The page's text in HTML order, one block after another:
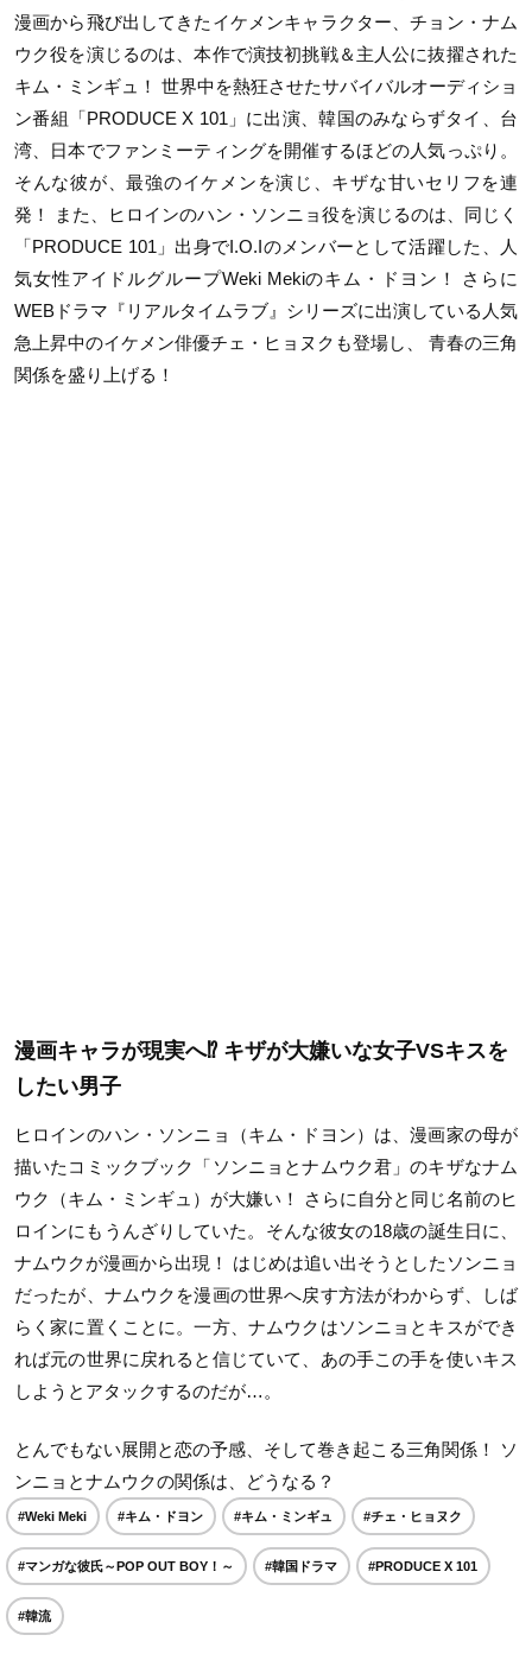
漫画から飛び出してきたイケメンキャラクター、チョン・ナム
ウク役を演じるのは、本作で演技初挑戦＆主人公に抜擢された
キム・ミンギュ！ 世界中を熱狂させたサバイバルオーディショ
ン番組「PRODUCE X 101」に出演、韓国のみならずタイ、台
湾、日本でファンミーティングを開催するほどの人気っぷり。
そんな彼が、最強のイケメンを演じ、キザな甘いセリフを連
発！ また、ヒロインのハン・ソンニョ役を演じるのは、同じく
「PRODUCE 101」出身でI.O.Iのメンバーとして活躍した、人
気女性アイドルグループWeki Mekiのキム・ドヨン！ さらに
WEBドラマ『リアルタイムラブ』シリーズに出演している人気
急上昇中のイケメン俳優チェ・ヒョヌクも登場し、 青春の三角
関係を盛り上げる！
漫画キャラが現実へ⁉︎ キザが大嫌いな女子VSキスを
したい男子
ヒロインのハン・ソンニョ（キム・ドヨン）は、漫画家の母が
描いたコミックブック「ソンニョとナムウク君」のキザなナム
ウク（キム・ミンギュ）が大嫌い！ さらに自分と同じ名前のヒ
ロインにもうんざりしていた。そんな彼女の18歳の誕生日に、
ナムウクが漫画から出現！ はじめは追い出そうとしたソンニョ
だったが、ナムウクを漫画の世界へ戻す方法がわからず、しば
らく家に置くことに。一方、ナムウクはソンニョとキスができ
れば元の世界に戻れると信じていて、あの手この手を使いキス
しようとアタックするのだが…。
とんでもない展開と恋の予感、そして巻き起こる三角関係！ ソ
ンニョとナムウクの関係は、どうなる？
#Weki Meki #キム・ドヨン #キム・ミンギュ #チェ・ヒョヌク
#マンガな彼氏～POP OUT BOY！～ #韓国ドラマ #PRODUCE X 101
#韓流